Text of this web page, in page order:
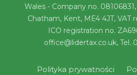
Wales - Company no.
Chatham, Kent, ME4 4JT, VAT
ICO registration no.
office@lidertax.co.uk, Tel.
Polityka prywatności